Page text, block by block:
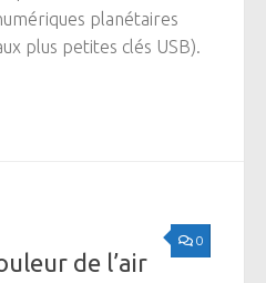
planétaires
plus petites clés USB).
0
de l’air